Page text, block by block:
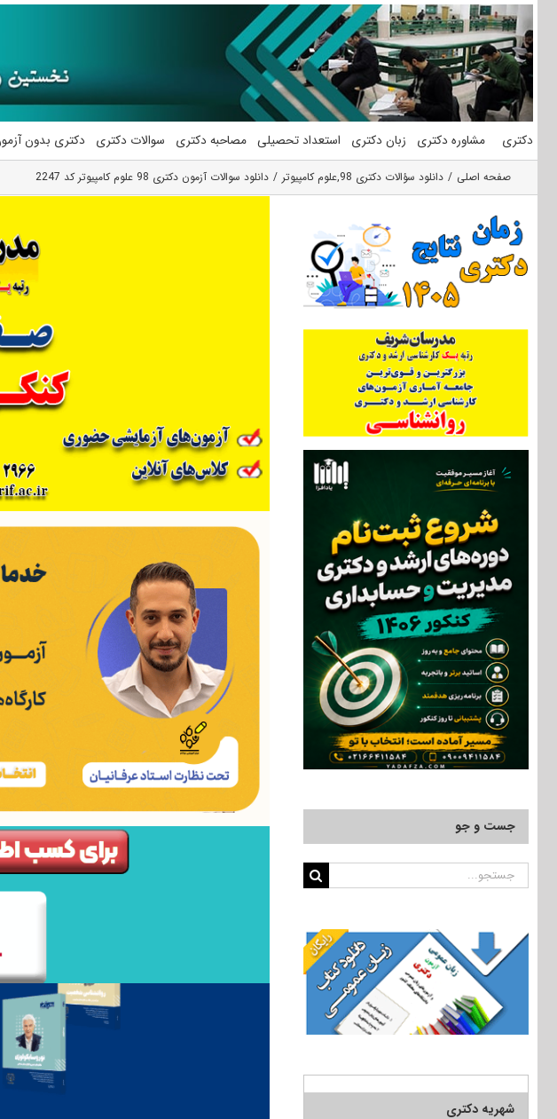
محتوا
دکتری مشاوره دکتری زبان دکتری استعداد تحصیلی مصاحبه دکتری سوالات دکتری دکتری بدون
صفحه اصلی دانلود سؤالات دکتری 98 ,علوم کامپیوتر دانلود سوالات آزمون دکتری 98 علوم کامپیوتر کد 2247
جست و جو
جستجو
شهریه دکتری